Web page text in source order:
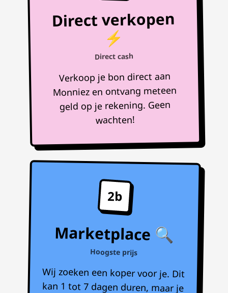
Direct verkopen
⚡
Direct cash
Verkoop je bon direct aan
Monniez en ontvang meteen
geld op je rekening. Geen
wachten!
2b
Marketplace 🔍
Hoogste prijs
Wij zoeken een koper voor je. Dit
kan 1 tot 7 dagen duren, maar je